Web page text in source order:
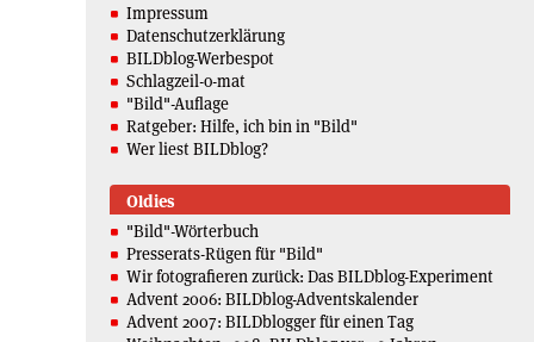
Impressum
Datenschutzerklärung
BILDblog-Werbespot
Schlagzeil-o-mat
"Bild"-Auflage
Ratgeber: Hilfe, ich bin in "Bild"
Wer liest BILDblog?
Oldies
"Bild"-Wörterbuch
Presserats-Rügen für "Bild"
Wir fotografieren zurück: Das BILDblog-Experiment
Advent 2006: BILDblog-Adventskalender
Advent 2007: BILDblogger für einen Tag